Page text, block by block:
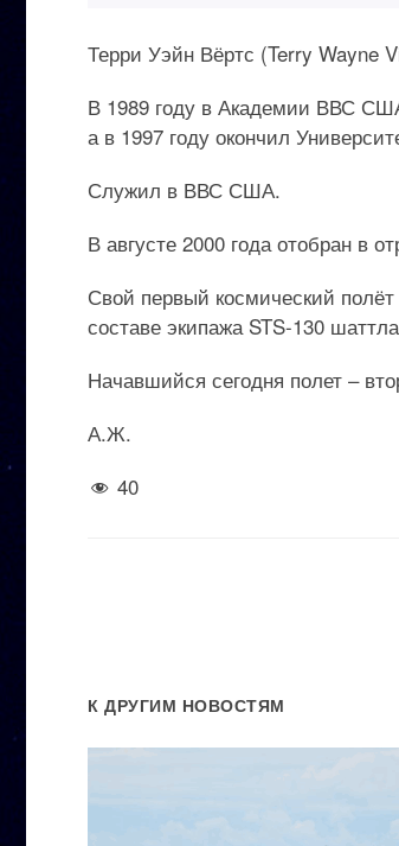
Терри Уэйн Вёртс (Terry
В 1989 году в Академии ВВС
а в 1997 году окончил
Служил в ВВС США.
В августе 2000 года отобран в
Свой первый космический
составе экипажа STS-130
Начавшийся сегодня полет –
А.Ж.
40
К ДРУГИМ НОВОСТЯМ